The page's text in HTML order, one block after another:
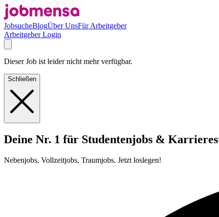
JobsucheBlogÜber UnsFür Arbeitgeber
Arbeitgeber Login
Dieser Job ist leider nicht mehr verfügbar.
Schließen
Deine Nr. 1 für Studentenjobs &
Nebenjobs, Vollzeitjobs, Traumjobs. Jetzt loslegen!